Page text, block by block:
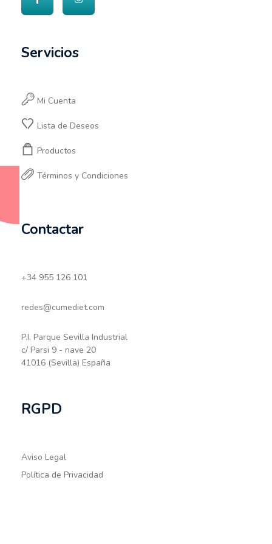
Servicios
Mi Cuenta
Lista de Deseos
Productos
Términos y Condiciones
Contactar
+34 955 126 101
redes@cumediet.com
P.I. Parque Sevilla Industrial
c/ Parsi 9 - nave 20
41016 (Sevilla) España
RGPD
Aviso Legal
Política de Privacidad